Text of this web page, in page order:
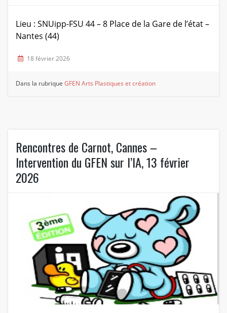
Lieu : SNUipp-FSU 44 – 8 Place de la Gare de l’état –
Nantes (44)
18 février 2026
Dans la rubriqueGFEN Arts Plastiques et création
Rencontres de Carnot, Cannes –
Intervention du GFEN sur l’IA, 13 février
2026